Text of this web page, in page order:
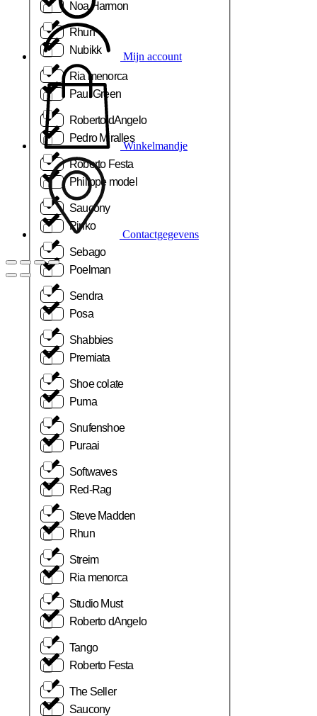
Rhun
Ria menorca
Roberto dAngelo
Roberto Festa
Saucony
Sebago
Sendra
Shabbies
Shoe colate
Snufenshoe
Softwaves
Steve Madden
Streim
Studio Must
Tango
The Seller
Noa Harmon
Nubikk
Paul Green
Pedro Miralles
Philippe model
Pinko
Poelman
Posa
Premiata
Puma
Puraai
Red-Rag
Rhun
Ria menorca
Roberto dAngelo
Roberto Festa
Saucony
Mijn account
Winkelmandje
Contactgegevens